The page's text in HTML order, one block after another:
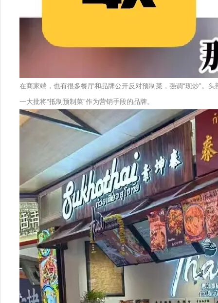
在商家端，也有很多餐厅和品牌公开反对预制菜，强调“现炒”。
一大批将“抵制预制菜”作为营销手段的品牌。